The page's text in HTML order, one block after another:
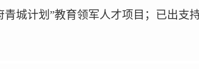
青城计划 ”教育领军人才项目；已出支